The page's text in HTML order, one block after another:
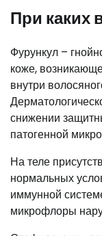
При каких
Фурункул –
коже,
внутри
снижении
патогенной
На теле
нормальных
иммунной
микрофлоры